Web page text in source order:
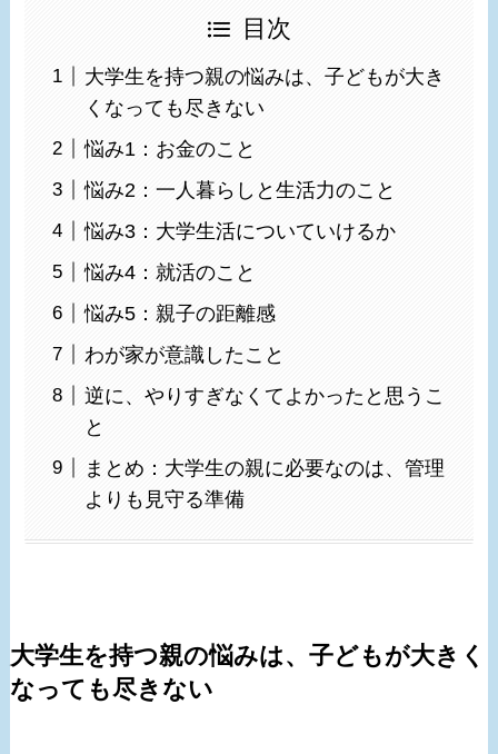
目次
大学生を持つ親の悩みは、子どもが大き
くなっても尽きない
悩み1：お金のこと
悩み2：一人暮らしと生活力のこと
悩み3：大学生活についていけるか
悩み4：就活のこと
悩み5：親子の距離感
わが家が意識したこと
逆に、やりすぎなくてよかったと思うこ
と
まとめ：大学生の親に必要なのは、管理
よりも見守る準備
大学生を持つ親の悩みは、子どもが大きく
なっても尽きない